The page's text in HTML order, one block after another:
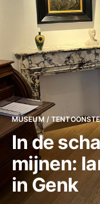
MUSEUM /
In de
mijnen:
in Genk